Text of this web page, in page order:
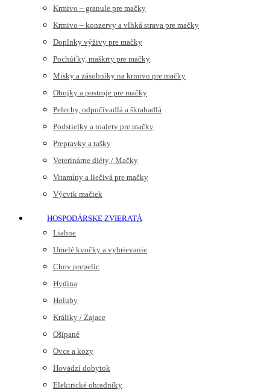
Krmivo – granule pre mačky
Krmivo – konzervy a vlhká strava pre mačky
Doplnky výživy pre mačky
Pochúťky, maškrty pre mačky
Misky a zásobníky na krmivo pre mačky
Obojky a postroje pre mačky
Pelechy, odpočívadlá a škrabadlá
Podstielky a toalety pre mačky
Prepravky a tašky
Veterinárne diéty / Mačky
Vitamíny a liečivá pre mačky
Výcvik mačiek
HOSPODÁRSKE ZVIERATÁ
Liahne
Umelé kvočky a vyhrievanie
Chov prepelíc
Hydina
Holuby
Králiky / Zajace
Ošípané
Ovce a kozy
Hovädzí dobytok
Elektrické ohradníky